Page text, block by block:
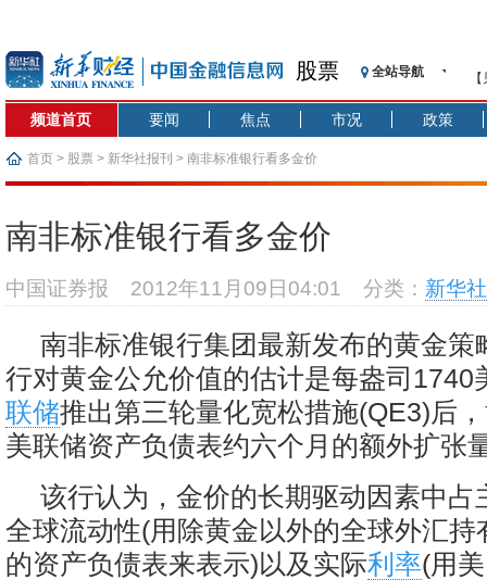
股票 全站导航
记
【
沥
济
频道首页 要闻 焦点 市况 政策
首页 > 股票 > 新华社报刊 > 南非标准银行看多金价
南非标准银行看多金价
中国证券报 2012年11月09日04:01 分类： 新华
南非标准银行集团最新发布的黄金策
行对黄金公允价值的估计是每盎司1740
联储推出第三轮量化宽松措施(QE3)后
美联储资产负债表约六个月的额外扩张
该行认为，金价的长期驱动因素中占
全球流动性(用除黄金以外的全球外汇持
的资产负债表来表示)以及实际利率(用